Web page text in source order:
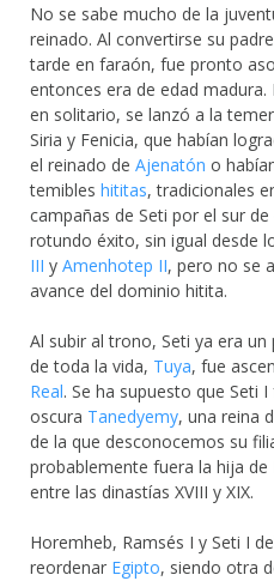
No se sabe mucho de la
reinado. Al convertirse su
tarde en faraón, fue pronto
entonces era de edad
en solitario, se lanzó a la
Siria y Fenicia, que habían
el reinado de Ajenatón o
temibles hititas, tradicionales
campañas de Seti por el sur
rotundo éxito, sin igual desde
III y Amenhotep II, pero no se
avance del dominio hitita.
Al subir al trono, Seti ya era
de toda la vida, Tuya, fue
Real. Se ha supuesto que Seti
oscura Tanedyemy, una reina
de la que desconocemos su
probablemente fuera la hija
entre las dinastías XVIII y XIX.
Horemheb, Ramsés I y Seti I
reordenar Egipto, siendo otra